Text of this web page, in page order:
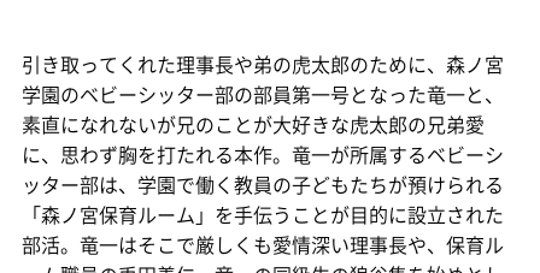
引き取ってくれた理事長や弟の虎太郎のために、森ノ宮
学園のベビーシッター部の部員第一号となった竜一と、
素直になれないが兄のことが大好きな虎太郎の兄弟愛
に、思わず胸を打たれる本作。竜一が所属するベビーシ
ッター部は、学園で働く教員の子どもたちが預けられる
「森ノ宮保育ルーム」を手伝うことが目的に設立された
部活。竜一はそこで厳しくも愛情深い理事長や、保育ル